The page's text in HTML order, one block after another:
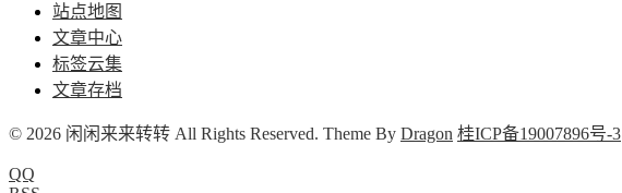
站点地图
文章中心
标签云集
文章存档
© 2026 闲闲来来转转 All Rights Reserved. Theme By Dragon 桂ICP备19007896号-3
QQ